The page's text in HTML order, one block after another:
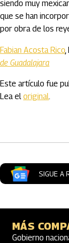
siendo muy
que se han
por obra de los
Fabian Acosta Rico,
de Guadalajara
Este artículo fue
Lea el original.
SIGUE A
MÁS
Gobierno